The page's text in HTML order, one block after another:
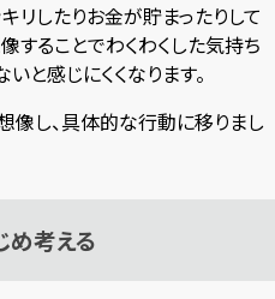
リしたりお金が貯まったりして
することでわくわくした気持ち
と感じにくくなります。
し、具体的な行動に移りまし
め考える